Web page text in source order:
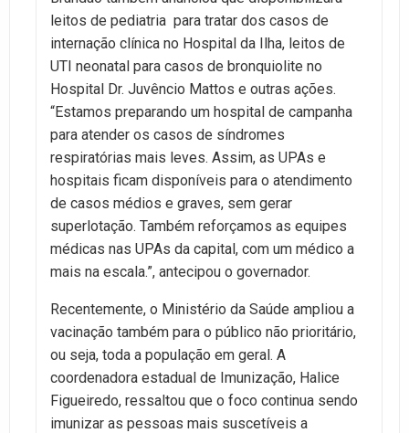
leitos de pediatria para tratar dos casos de
internação clínica no Hospital da Ilha, leitos de
UTI neonatal para casos de bronquiolite no
Hospital Dr. Juvêncio Mattos e outras ações.
“Estamos preparando um hospital de campanha
para atender os casos de síndromes
respiratórias mais leves. Assim, as UPAs e
hospitais ficam disponíveis para o atendimento
de casos médios e graves, sem gerar
superlotação. Também reforçamos as equipes
médicas nas UPAs da capital, com um médico a
mais na escala.”, antecipou o governador.
Recentemente, o Ministério da Saúde ampliou a
vacinação também para o público não prioritário,
ou seja, toda a população em geral. A
coordenadora estadual de Imunização, Halice
Figueiredo, ressaltou que o foco continua sendo
imunizar as pessoas mais suscetíveis a